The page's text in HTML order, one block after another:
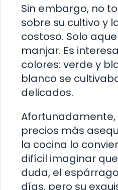
Sin embargo, no
sobre su cultivo y
costoso. Solo
manjar. Es
colores: verde y
blanco se
delicados.
precios más
la cocina lo
difícil imaginar
duda, el
días, pero su